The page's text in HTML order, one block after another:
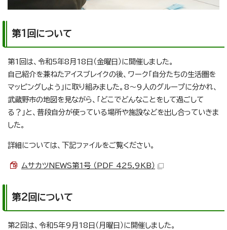
第1回について
第1回は、令和5年8月18日（金曜日）に開催しました。
自己紹介を兼ねたアイスブレイクの後、ワーク「自分たちの生活圏を
マッピングしよう」に取り組みました。8～9人のグループに分かれ、
武蔵野市の地図を見ながら、「どこでどんなことをして過ごして
る？」と、普段自分が使っている場所や施設などを出し合っていきま
した。
詳細については、下記ファイルをご覧ください。
ムサカツNEWS第1号 （PDF 425.9KB）
第2回について
第2回は、令和5年9月18日（月曜日）に開催しました。